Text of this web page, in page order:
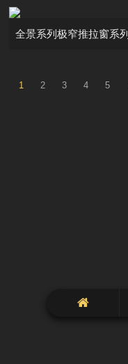
全景系列极窄推拉窗系列
1 2 3 4 5